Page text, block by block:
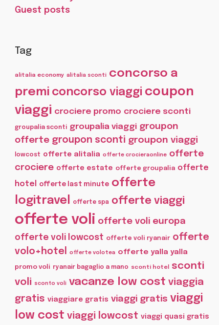
Guest posts
Tag
alitalia economy alitalia sconti concorso a
premi concorso viaggi coupon
viaggi crociere promo crociere sconti
groupalia sconti groupalia viaggi groupon
offerte groupon sconti groupon viaggi
lowcost offerte alitalia offerte crocieraonline offerte
crociere offerte estate offerte groupalia offerte
hotel
offerte last minute offerte
logitravel
offerte spa offerte viaggi
offerte voli offerte voli europa
offerte voli lowcost offerte voli ryanair offerte
volo+hotel
offerte volotea offerte yalla yalla
promo voli ryanair bagaglio a mano sconti hotel
sconti
voli
sconto voli vacanze low cost viaggia
gratis viaggiare gratis viaggi gratis viaggi
low cost viaggi lowcost viaggi quasi gratis